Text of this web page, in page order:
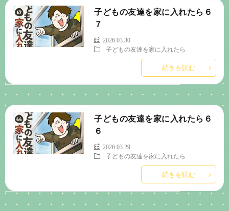
子どもの友達を家に入れたら６
７
2026.03.30
子どもの友達を家に入れたら
続きを読む
子どもの友達を家に入れたら６
６
2026.03.29
子どもの友達を家に入れたら
続きを読む